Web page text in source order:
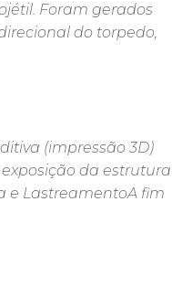
Foram gerados
do torpedo,
(impressão 3D)
da estrutura
e LastreamentoA fim